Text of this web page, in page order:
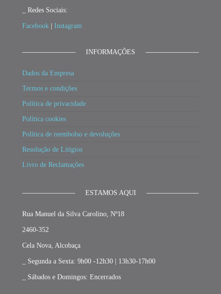
_ Redes Sociais:
Facebook Instagram
INFORMAÇÕES
Dados da Empresa
Termos e condições
Política de privacidade
Política cookies
Política de reembolso e devoluções
Resolução de Litígios
Livro de Reclamações
ESTAMOS AQUI
Rua Manuel da Silva Carolino, Nº18
2460-352
Cela Nova, Alcobaça
_ Segunda a Sexta: 9h00 -12h30 | 13h30-17h00
_ Sábados e Domingos: Encerrados